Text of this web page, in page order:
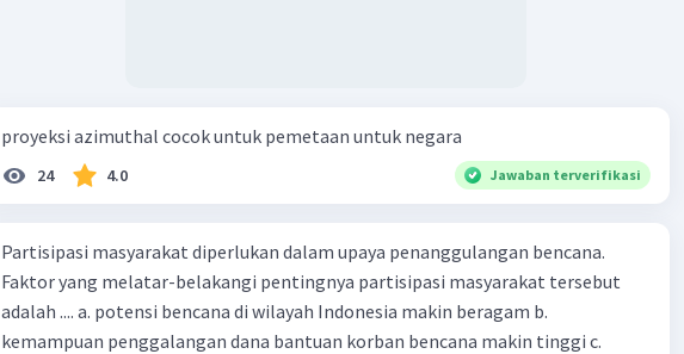
proyeksi azimuthal cocok untuk pemetaan untuk negara
24 4.0 Jawaban terverifikasi
Partisipasi masyarakat diperlukan dalam upaya penanggulangan bencana.
Faktor yang melatar-belakangi pentingnya partisipasi masyarakat tersebut
adalah .... a. potensi bencana di wilayah Indonesia makin beragam b.
kemampuan penggalangan dana bantuan korban bencana makin tinggi c.